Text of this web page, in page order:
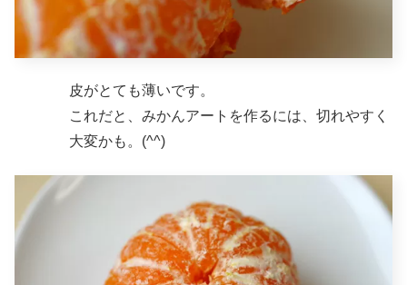
皮がとても薄いです。
これだと、みかんアートを作るには、切れやすく
大変かも。(^^)